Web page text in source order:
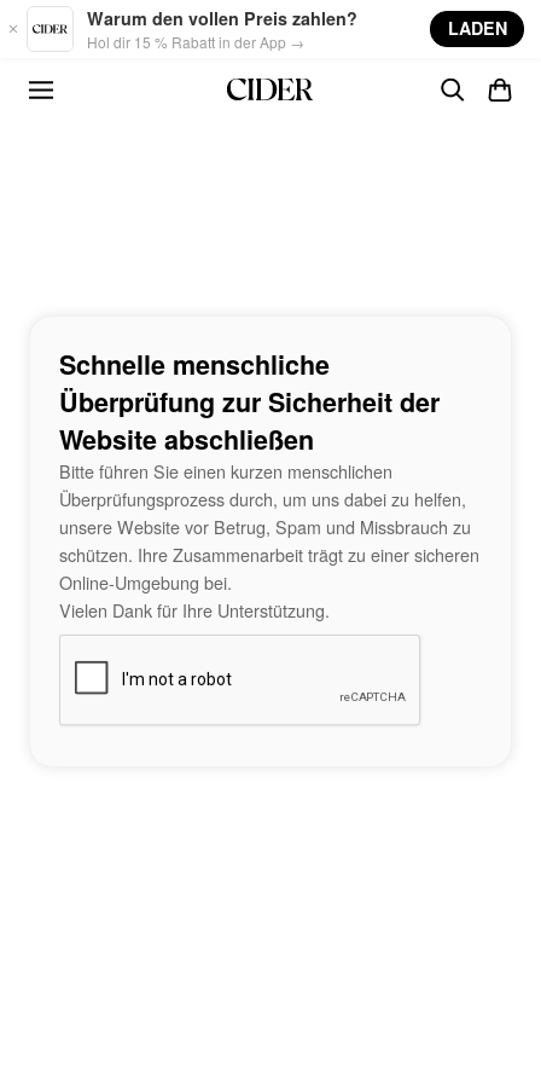
Skip to main content
Warum den vollen Preis zahlen?
Hol dir 15 % Rabatt in der App →
LADEN
Schnelle menschliche
Überprüfung zur Sicherheit der
Website abschließen
Bitte führen Sie einen kurzen menschlichen
Überprüfungsprozess durch, um uns dabei zu helfen,
unsere Website vor Betrug, Spam und Missbrauch zu
schützen. Ihre Zusammenarbeit trägt zu einer sicheren
Online-Umgebung bei.
Vielen Dank für Ihre Unterstützung.